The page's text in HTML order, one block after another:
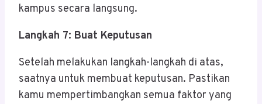
kampus secara langsung.
Langkah 7: Buat Keputusan
Setelah melakukan langkah-langkah di atas,
saatnya untuk membuat keputusan. Pastikan
kamu mempertimbangkan semua faktor yang